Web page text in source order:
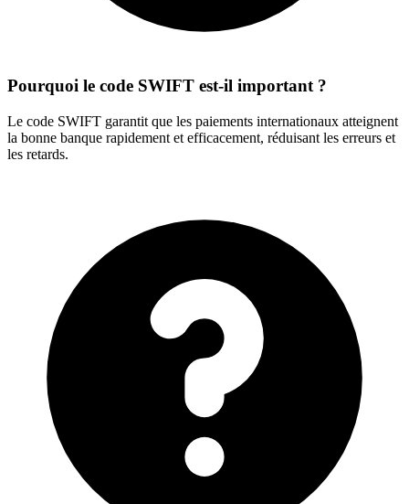
Pourquoi le code SWIFT est-il important ?
Le code SWIFT garantit que les paiements internationaux atteignent
la bonne banque rapidement et efficacement, réduisant les erreurs et
les retards.